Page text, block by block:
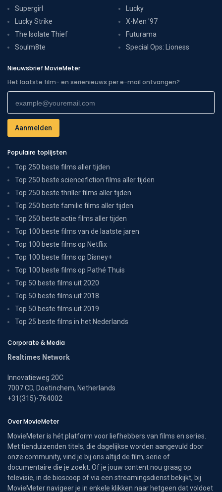
Supergirl
Lucky Strike
The Isolate Thief
Soulm8te
Lucky
X-Men '97
Futurama
Special Ops: Lioness
Nieuwsbrief MovieMeter
Het laatste film- en serienieuws per e-mail ontvangen?
Populaire toplijsten
Top 250 beste films aller tijden
Top 250 beste sciencefiction films aller tijden
Top 250 beste thriller films aller tijden
Top 250 beste familie films aller tijden
Top 250 beste actie films aller tijden
Top 100 beste films van de laatste jaren
Top 100 beste films op Netflix
Top 100 beste films op Disney+
Top 100 beste films op Pathé Thuis
Top 50 beste films uit 2020
Top 50 beste films uit 2018
Top 50 beste films uit 2019
Top 25 beste films in het Nederlands
Corporate & Media
Realtimes Network
Innovatieweg 20C
7007 CD, Doetinchem, Netherlands
+31(315)-764002
Over MovieMeter
MovieMeter is hét platform voor liefhebbers van films en series.
Met tienduizenden titels, die dagelijkse worden aangevuld door
onze community, vind je bij ons altijd de film, serie of
documentaire die je zoekt. Of je jouw content nou graag op
televisie, in de bioscoop of via een streamingsdienst bekijkt, bij
MovieMeter navigeer je in enkele klikken naar hetgeen dat voldoet